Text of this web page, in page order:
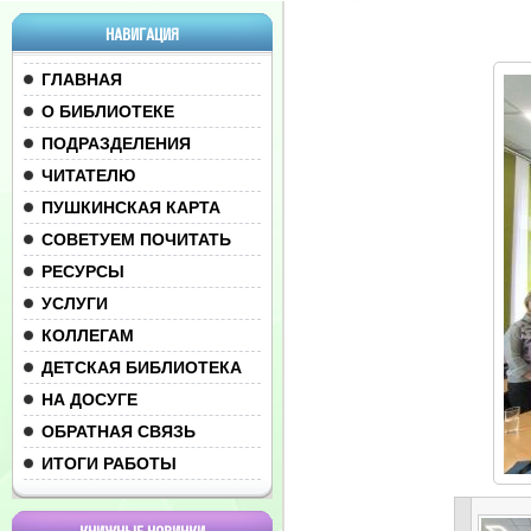
НАВИГАЦИЯ
ГЛАВНАЯ
О БИБЛИОТЕКЕ
ПОДРАЗДЕЛЕНИЯ
ЧИТАТЕЛЮ
ПУШКИНСКАЯ КАРТА
СОВЕТУЕМ ПОЧИТАТЬ
РЕСУРСЫ
УСЛУГИ
КОЛЛЕГАМ
ДЕТСКАЯ БИБЛИОТЕКА
НА ДОСУГЕ
ОБРАТНАЯ СВЯЗЬ
ИТОГИ РАБОТЫ